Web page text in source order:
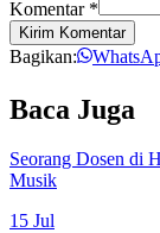
Komentar *
Kirim Komentar
Bagikan:
Baca Juga
Seorang Dosen di
Musik
15 Jul